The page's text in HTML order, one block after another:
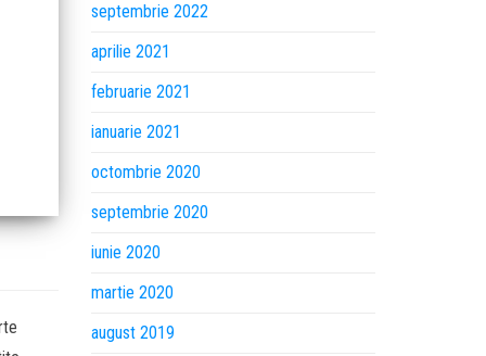
septembrie 2022
aprilie 2021
februarie 2021
ianuarie 2021
octombrie 2020
septembrie 2020
iunie 2020
martie 2020
august 2019